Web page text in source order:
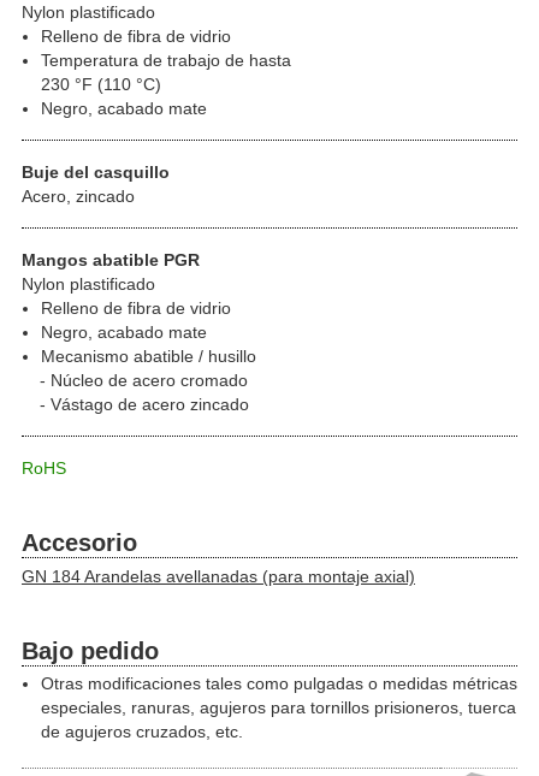
Nylon plastificado
Relleno de fibra de vidrio
Temperatura de trabajo de hasta
230 °F (110 °C)
Negro, acabado mate
Buje del casquillo
Acero, zincado
Mangos abatible PGR
Nylon plastificado
Relleno de fibra de vidrio
Negro, acabado mate
Mecanismo abatible / husillo
Núcleo de acero cromado
Vástago de acero zincado
RoHS
Accesorio
GN 184 Arandelas avellanadas (para montaje axial)
Bajo pedido
Otras modificaciones tales como pulgadas o medidas métricas
especiales, ranuras, agujeros para tornillos prisioneros, tuerca
de agujeros cruzados, etc.